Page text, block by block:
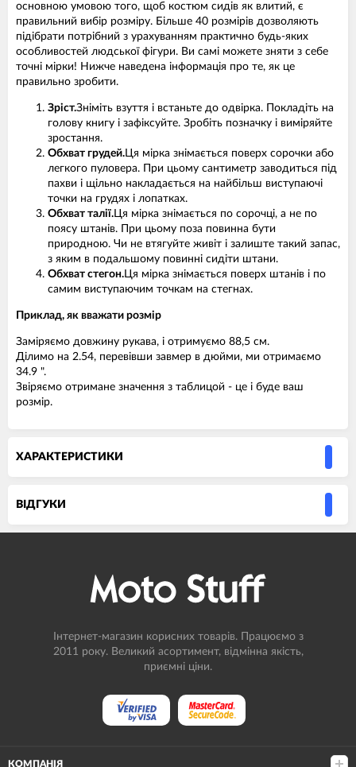
основною умовою того, щоб костюм сидів як влитий, є
правильний вибір розміру. Більше 40 розмірів дозволяють
підібрати потрібний з урахуванням практично будь-яких
особливостей людської фігури. Ви самі можете зняти з себе
точні мірки! Нижче наведена інформація про те, як це
правильно зробити.
Зріст.Зніміть взуття і встаньте до одвірка. Покладіть на
голову книгу і зафіксуйте. Зробіть позначку і виміряйте
зростання.
Обхват грудей.Ця мірка знімається поверх сорочки або
легкого пуловера. При цьому сантиметр заводиться під
пахви і щільно накладається на найбільш виступаючі
точки на грудях і лопатках.
Обхват талії.Ця мірка знімається по сорочці, а не по
поясу штанів. При цьому поза повинна бути
природною. Чи не втягуйте живіт і залиште такий запас,
з яким в подальшому повинні сидіти штани.
Обхват стегон.Ця мірка знімається поверх штанів і по
самим виступаючим точкам на стегнах.
Приклад, як вважати розмір
Заміряємо довжину рукава, і отримуємо 88,5 см.
Ділимо на 2.54, перевівши завмер в дюйми, ми отримаємо
34.9 ".
Звіряємо отримане значення з таблицой - це і буде ваш
розмір.
ХАРАКТЕРИСТИКИ
ВIДГУКИ
Інтернет-магазин корисних товарів. Працюємо з
2011 року. Великий асортимент, відмінна якість,
приємні ціни.
КОМПАНІЯ